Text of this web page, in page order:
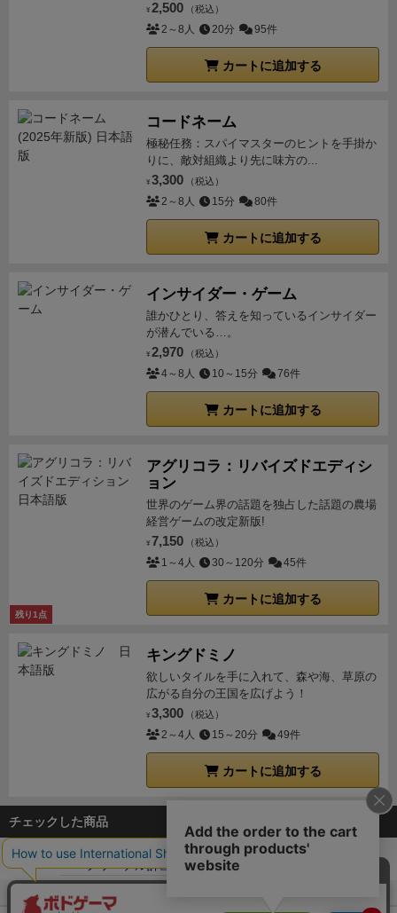
¥ 2,500 （税込）
2～8人 20分 95件
カートに追加する
コードネーム
極秘任務：スパイマスターのヒントを手掛か
りに、敵対組織より先に味方の...
¥ 3,300 （税込）
2～8人 15分 80件
カートに追加する
インサイダー・ゲーム
誰かひとり、答えを知っているインサイダー
が潜んでいる…。
¥ 2,970 （税込）
4～8人 10～15分 76件
カートに追加する
残り1点
アグリコラ：リバイズドエディシ
ョン
世界のゲーム界の話題を独占した話題の農場
経営ゲームの改定新版!
¥ 7,150 （税込）
1～4人 30～120分 45件
カートに追加する
キングドミノ
欲しいタイルを手に入れて、森や海、草原の
広がる自分の王国を広げよう！
¥ 3,300 （税込）
2～4人 15～20分 49件
カートに追加する
チェックした商品